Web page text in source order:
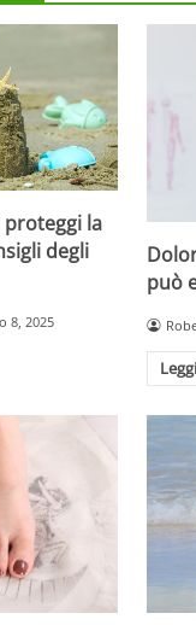
proteggi la
degli
8, 2025
può